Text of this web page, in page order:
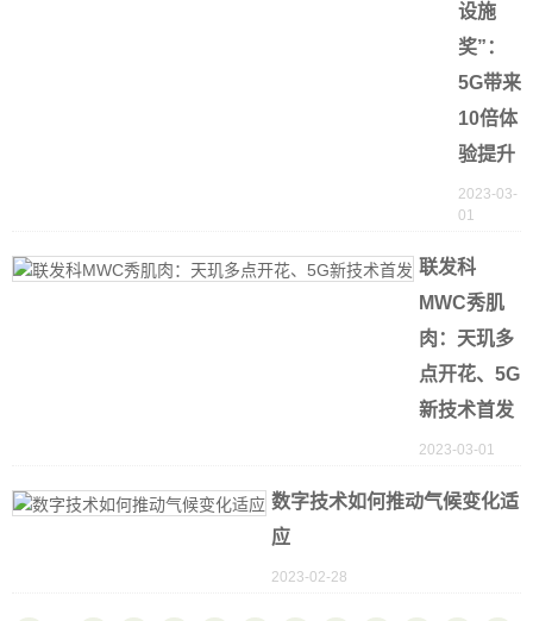
设施
奖”：
5G带来
10倍体
验提升
2023-03-
01
联发科
MWC秀肌
肉：天玑多
点开花、5G
新技术首发
2023-03-01
数字技术如何推动气候变化适
应
2023-02-28